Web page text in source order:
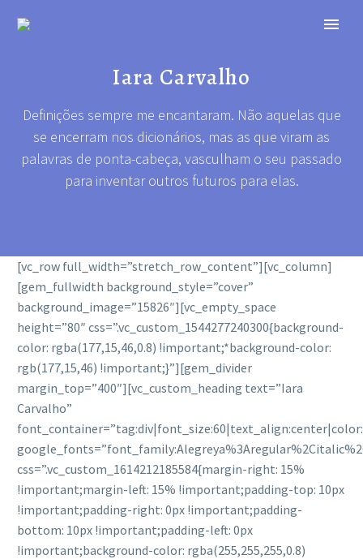
Iara Carvalho
Definições sempre me encantaram. Não aquelas que
se encerram nos dicionários, mas as que viram as
palavras de ponta-cabeça, vasculham o seu passado
para inventar outros futuros para elas.
[vc_row full_width=”stretch_row_content”][vc_column]
[gem_fullwidth background_style=”cover”
background_image=”15826″][vc_empty_space
height=”80″ css=”.vc_custom_1544277240300{background-
color: rgba(177,15,46,0.8) !important;*background-color:
rgb(177,15,46) !important;}”][gem_divider
margin_top=”400″][vc_custom_heading text=”Iara
Carvalho”
css=”.vc_custom_1614212185584{margin-right: 15%
!important;margin-left: 15% !important;padding-top: 10px
!important;padding-right: 0px !important;padding-
bottom: 10px !important;padding-left: 0px
!important;background-color: rgba(255,255,255,0.8)